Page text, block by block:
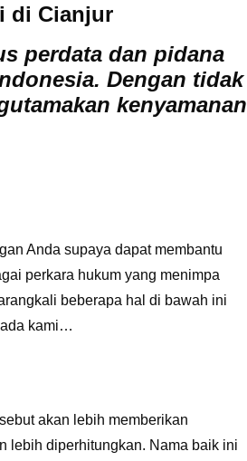
di Cianjur
perdata dan pidana
Dengan tidak
kenyamanan
Anda supaya dapat membantu
perkara hukum yang menimpa
beberapa hal di bawah ini
kami…
akan lebih memberikan
lebih diperhitungkan. Nama baik ini